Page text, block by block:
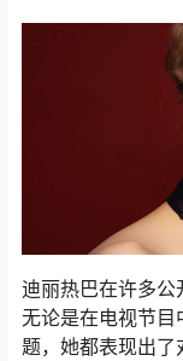
迪丽热巴在许多公
无论是在电视节目
题，她都表现出了